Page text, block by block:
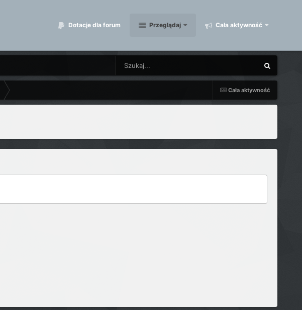
Dotacje dla forum Przeglądaj Cała aktywność
Cała aktywność